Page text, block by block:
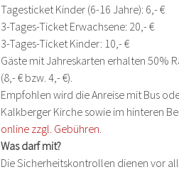
Tagesticket Kinder (6-16 Jahre): 6,- €
3-Tages-Ticket Erwachsene: 20,- €
3-Tages-Ticket Kinder: 10,- €
Gäste mit Jahreskarten erhalten 50%
(8,- € bzw. 4,- €).
Empfohlen wird die Anreise mit Bus
Kalkberger Kirche sowie im hinteren
online zzgl. Gebühren.
Was darf mit?
Die Sicherheitskontrollen dienen vor